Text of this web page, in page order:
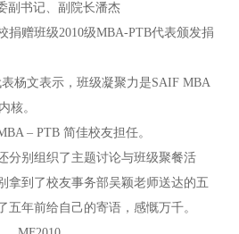
副书记、副院长潘杰
捐赠班级2010级MBA-PTB代表颁发捐
杨文表示，班级凝聚力是SAIF MBA
核。
– PTB 简佳校友担任。
分别组织了主题讨论与班级聚餐活
拿到了校友事务部吴颖老师送达的五
五年前给自己的寄语，感慨万千。